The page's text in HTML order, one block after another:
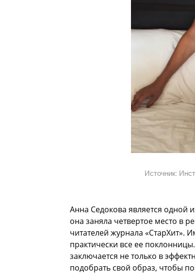
Источник:
Анна Седокова является одной
она заняла четвертое место в
читателей журнала «СтарХит».
практически все ее
заключается не только в
подобрать свой образ, чтобы